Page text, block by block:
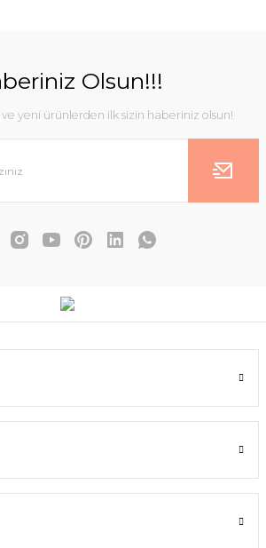
Olsun!!!
yeni ürünlerden ilk sizin haberiniz olsun!